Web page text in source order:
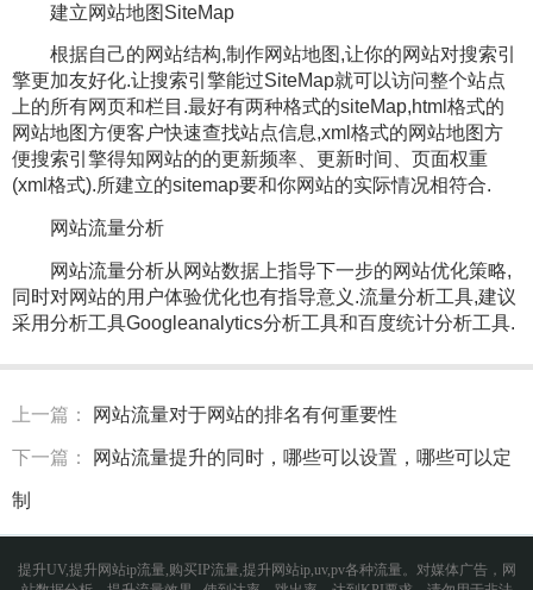
建立网站地图SiteMap
根据自己的网站结构,制作网站地图,让你的网站对搜索引
擎更加友好化.让搜索引擎能过SiteMap就可以访问整个站点
上的所有网页和栏目.最好有两种格式的siteMap,html格式的
网站地图方便客户快速查找站点信息,xml格式的网站地图方
便搜索引擎得知网站的的更新频率、更新时间、页面权重
(xml格式).所建立的sitemap要和你网站的实际情况相符合.
网站流量分析
网站流量分析从网站数据上指导下一步的网站优化策略,
同时对网站的用户体验优化也有指导意义.流量分析工具,建议
采用分析工具Googleanalytics分析工具和百度统计分析工具.
上一篇： 网站流量对于网站的排名有何重要性
下一篇： 网站流量提升的同时，哪些可以设置，哪些可以定
制
提升UV,提升网站ip流量,购买IP流量,提升网站ip,uv,pv各种流量。对媒体广告，网